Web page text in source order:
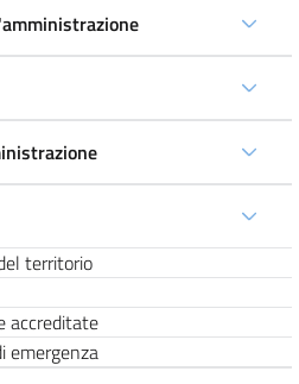
territorio
accreditate
emergenza